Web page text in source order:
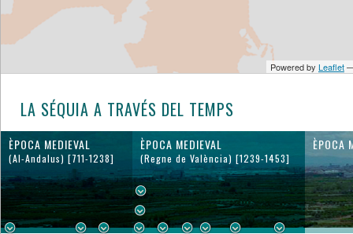
LA SÉQUIA A TRAVÉS DEL TEMPS
ÈPOCA MEDIEVAL
(Al-Andalus) [711-1238]
ÈPOCA MEDIEVAL
(Regne de València) [1239-1453]
ÈPOCA